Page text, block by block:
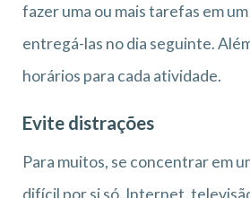
fazer uma ou mais tarefas em
entregá-las no dia seguinte.
horários para cada atividade.
Evite distrações
Para muitos, se concentrar em
difícil por si só. Internet,